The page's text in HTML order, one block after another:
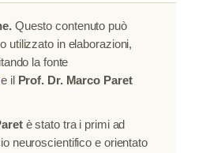
Questo contenuto può
utilizzato in elaborazioni,
la fonte
e il
Prof. Dr. Marco Paret
è stato tra i primi ad
neuroscientifico e orientato